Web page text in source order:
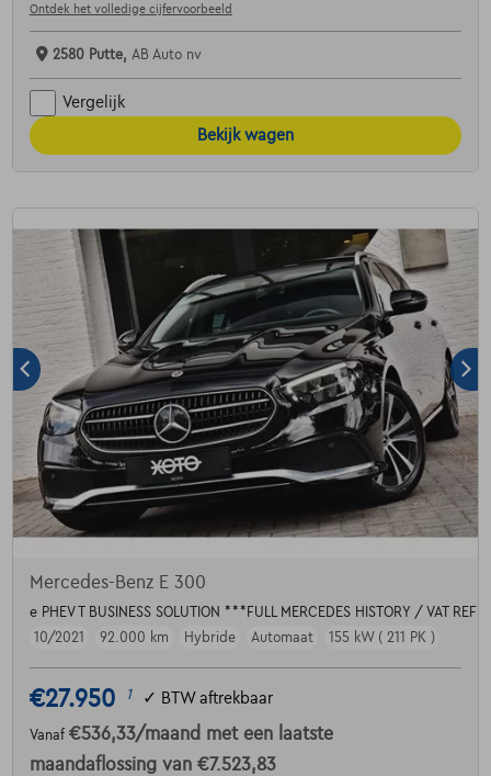
Ontdek het volledige cijfervoorbeeld
2580 Putte, AB Auto nv
Vergelijk
Bekijk wagen
Mercedes-Benz E 300
e PHEV T BUSINESS SOLUTION ***FULL MERCEDES HISTORY / VAT
10/2021
92.000 km Hybride Automaat 155 kW ( 211 PK )
€27.950 1 ✓ BTW aftrekbaar
Vanaf €536,33/maand met een laatste
maandaflossing van €7.523,83